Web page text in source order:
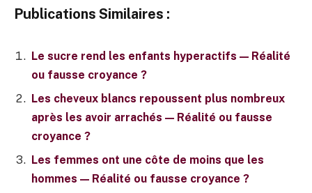
Publications Similaires :
Le sucre rend les enfants hyperactifs — Réalité
ou fausse croyance ?
Les cheveux blancs repoussent plus nombreux
après les avoir arrachés — Réalité ou fausse
croyance ?
Les femmes ont une côte de moins que les
hommes — Réalité ou fausse croyance ?